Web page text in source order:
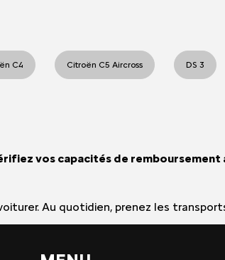
C4 Citroën C5 Aircross DS 3
vos capacités de remboursement
Au quotidien, prenez les